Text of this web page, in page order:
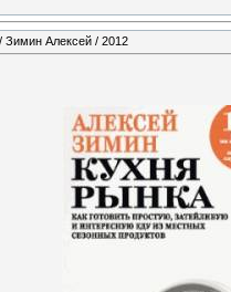
Зимин Алексей / 2012